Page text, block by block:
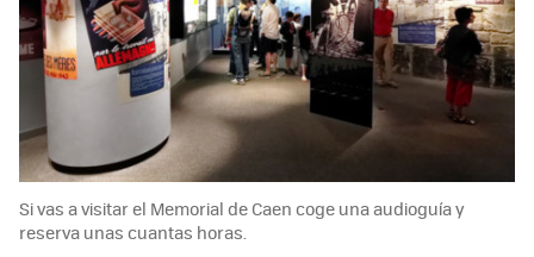
Si vas a visitar el Memorial de Caen coge una audioguía y
reserva unas cuantas horas.